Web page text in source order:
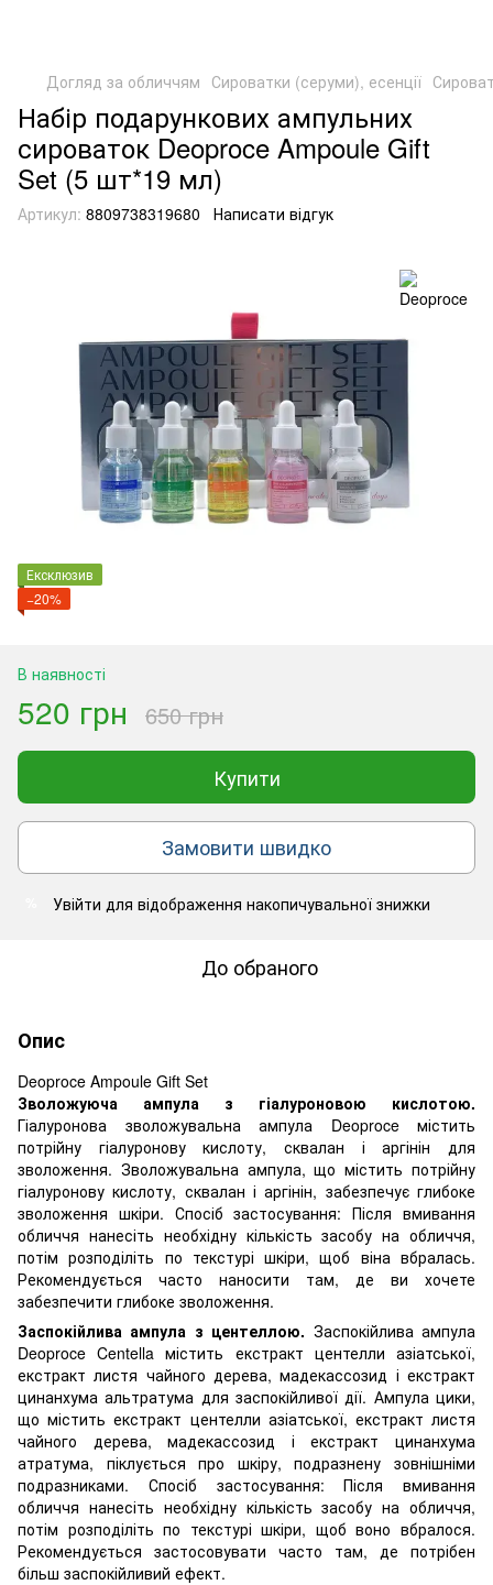
Догляд за обличчям Сироватки (серуми), есенції
Набір подарункових ампульних
сироваток Deoproce Ampoule Gift
Set (5 шт*19 мл)
Артикул: 8809738319680 Написати відгук
Ексклюзив
−20%
В наявності
520 грн 650 грн
Купити
Замовити швидко
Увійти для відображення накопичувальної знижки
До обраного
Опис
Deoproce Ampoule Gift Set
Зволожуюча ампула з гіалуроновою кислотою.
Гіалуронова зволожувальна ампула Deoproce містить
потрійну гіалуронову кислоту, сквалан і аргінін для
зволоження. Зволожувальна ампула, що містить потрійну
гіалуронову кислоту, сквалан і аргінін, забезпечує глибоке
зволоження шкіри. Спосіб застосування: Після вмивання
обличчя нанесіть необхідну кількість засобу на обличчя,
потім розподіліть по текстурі шкіри, щоб віна вбралась.
Рекомендується часто наносити там, де ви хочете
забезпечити глибоке зволоження.
Заспокійлива ампула з центеллою. Заспокійлива ампула
Deoproce Centella містить екстракт центелли азіатської,
екстракт листя чайного дерева, мадекассозид і екстракт
цинанхума альтратума для заспокійливої дії. Ампула цики,
що містить екстракт центелли азіатської, екстракт листя
чайного дерева, мадекассозид і екстракт цинанхума
атратума, піклується про шкіру, подразнену зовнішніми
подразниками. Спосіб застосування: Після вмивання
обличчя нанесіть необхідну кількість засобу на обличчя,
потім розподіліть по текстурі шкіри, щоб воно вбралося.
Рекомендується застосовувати часто там, де потрібен
більш заспокійливий ефект.